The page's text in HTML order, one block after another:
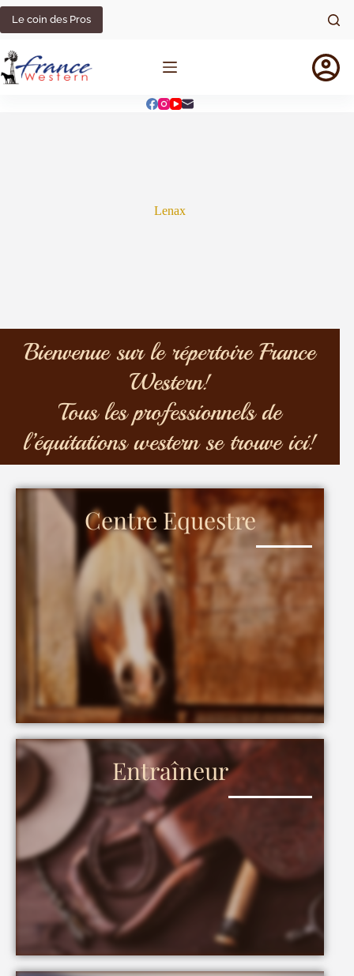
Le coin des Pros
Lenax
Bienvenue sur le répertoire France
Western!
Tous les professionnels de
l’équitations western se trouve ici!
Centre Equestre
Entraîneur